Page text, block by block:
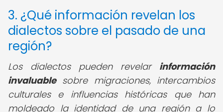
3. ¿Qué información revelan los
dialectos sobre el pasado de una
región?
Los dialectos pueden revelar información
invaluablesobre migraciones, intercambios
culturales e influencias históricas que han
moldeado la identidad de una región a lo